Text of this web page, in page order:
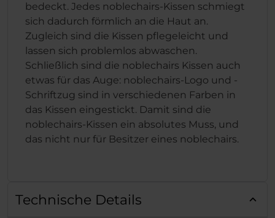
bedeckt. Jedes noblechairs-Kissen schmiegt
sich dadurch förmlich an die Haut an.
Zugleich sind die Kissen pflegeleicht und
lassen sich problemlos abwaschen.
Schließlich sind die noblechairs Kissen auch
etwas für das Auge: noblechairs-Logo und -
Schriftzug sind in verschiedenen Farben in
das Kissen eingestickt. Damit sind die
noblechairs-Kissen ein absolutes Muss, und
das nicht nur für Besitzer eines noblechairs.
Technische Details